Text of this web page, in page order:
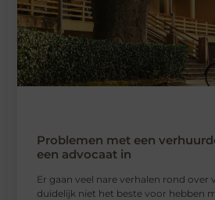
Problemen met een
een advocaat in
Er gaan veel nare verhalen rond over
duidelijk niet het beste voor hebben